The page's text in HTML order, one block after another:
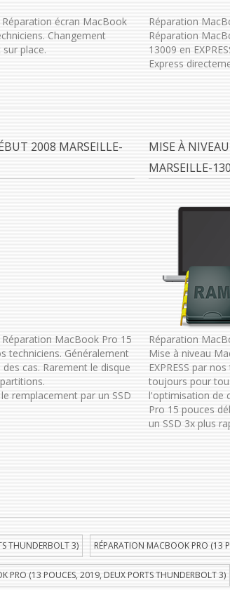
écran MacBook
Changement
place.
Réparation
Réparation
13009 en
Express
2008 MARSEILLE-
MacBook Pro 15
techniciens. Généralement
cas. Rarement le disque
remplacement par un SSD
MISE À
MARSEILLE-
Réparation
Mise à niveau
EXPRESS par
toujours pour
l'optimisation de
Pro 15 pouces
un SSD 3x plus
THUNDERBOLT 3) RÉPARATION MACBOOK PRO (13
PRO (13 POUCES, 2019, DEUX PORTS THUNDERBOLT 3)